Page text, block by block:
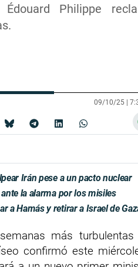
Philippe
09/10/25 |
Irán pese a un pacto nuclear
la alarma por los misiles
a Hamás y retirar a Israel de
más
confirmó este